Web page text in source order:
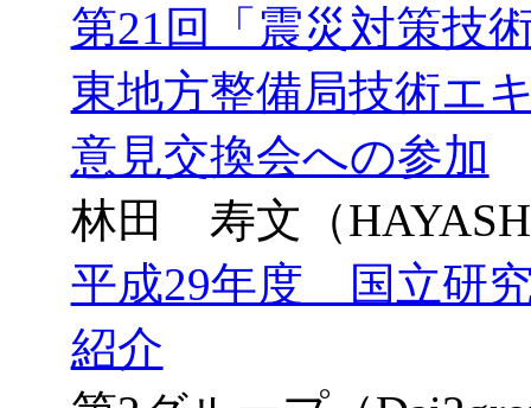
第21回「震災対策技
東地方整備局技術エ
意見交換会への参加
林田 寿文（
平成29年度 国立研
紹介